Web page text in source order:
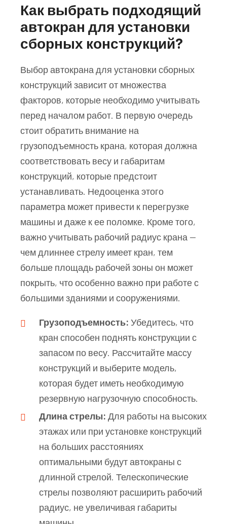
Как выбрать подходящий
автокран для установки
сборных конструкций?
Выбор автокрана для установки сборных
конструкций зависит от множества
факторов, которые необходимо учитывать
перед началом работ. В первую очередь
стоит обратить внимание на
грузоподъемность крана, которая должна
соответствовать весу и габаритам
конструкций, которые предстоит
устанавливать. Недооценка этого
параметра может привести к перегрузке
машины и даже к ее поломке. Кроме того,
важно учитывать рабочий радиус крана —
чем длиннее стрелу имеет кран, тем
больше площадь рабочей зоны он может
покрыть, что особенно важно при работе с
большими зданиями и сооружениями.
Грузоподъемность: Убедитесь, что
кран способен поднять конструкции с
запасом по весу. Рассчитайте массу
конструкций и выберите модель,
которая будет иметь необходимую
резервную нагрузочную способность.
Длина стрелы: Для работы на высоких
этажах или при установке конструкций
на больших расстояниях
оптимальными будут автокраны с
длинной стрелой. Телескопические
стрелы позволяют расширить рабочий
радиус, не увеличивая габариты